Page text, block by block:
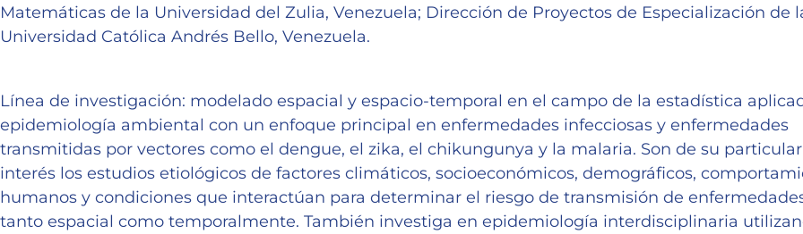
Matemáticas de la Universidad del Zulia, Venezuela; Dirección de Proyectos de Especialización de
Universidad Católica Andrés Bello, Venezuela.
Línea de investigación: modelado espacial y espacio-temporal en el campo de la estadística
epidemiología ambiental con un enfoque principal en enfermedades infecciosas y enfermedades
transmitidas por vectores como el dengue, el zika, el chikungunya y la malaria. Son de su particular
interés los estudios etiológicos de factores climáticos, socioeconómicos, demográficos,
humanos y condiciones que interactúan para determinar el riesgo de transmisión de
tanto espacial como temporalmente. También investiga en epidemiología interdisciplinaria